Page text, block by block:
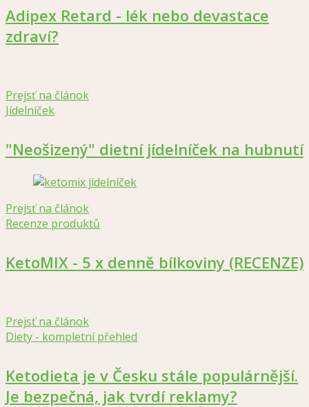
Adipex Retard - lék nebo devastace
zdraví?
Prejsť na článok
Jídelníček
"Neošizený" dietní jídelníček na hubnutí
Prejsť na článok
Recenze produktů
KetoMIX - 5 x denně bílkoviny (RECENZE)
Prejsť na článok
Diety - kompletní přehled
Ketodieta je v Česku stále populárnější.
Je bezpečná, jak tvrdí reklamy?